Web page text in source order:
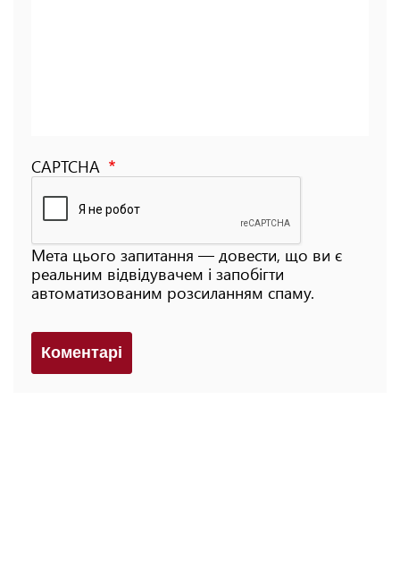
CAPTCHA
Мета цього запитання — довести, що ви є
реальним відвідувачем і запобігти
автоматизованим розсиланням спаму.
Коментарi